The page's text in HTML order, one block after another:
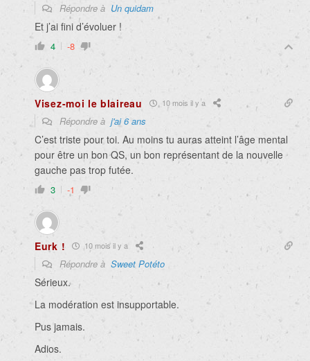
Répondre à Un quidam
Et j’ai fini d’évoluer !
4 -8
Visez-moi le blaireau 10 mois il y a
Répondre à j'ai 6 ans
C’est triste pour toi. Au moins tu auras atteint l’âge mental
pour être un bon QS, un bon représentant de la nouvelle
gauche pas trop futée.
3 -1
Eurk ! 10 mois il y a
Répondre à Sweet Potéto
Sérieux.
La modération est insupportable.
Pus jamais.
Adios.